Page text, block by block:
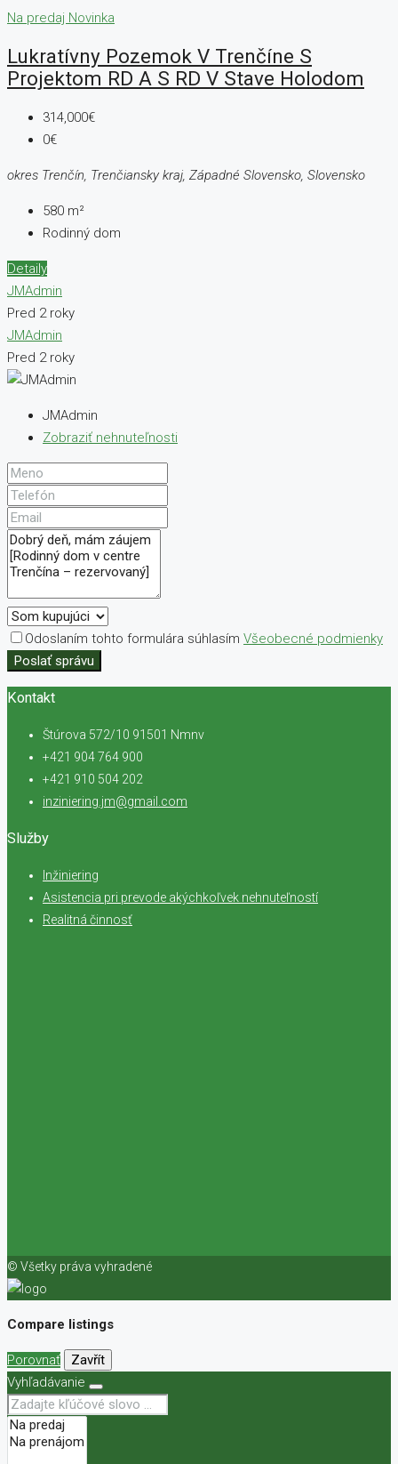
Na predaj Novinka
Lukratívny Pozemok V Trenčíne S
Projektom RD A S RD V Stave Holodom
314,000€
0€
okres Trenčín, Trenčiansky kraj, Západné Slovensko, Slovensko
580 m²
Rodinný dom
Detaily
JMAdmin
Pred 2 roky
JMAdmin
Pred 2 roky
JMAdmin
Zobraziť nehnuteľnosti
Odoslaním tohto formulára súhlasím Všeobecné podmienky
Poslať správu
Kontakt
Štúrova 572/10 91501 Nmnv
+421 904 764 900
+421 910 504 202
inziniering.jm@gmail.com
Služby
Inžiniering
Asistencia pri prevode akýchkoľvek nehnuteľností
Realitná činnosť
© Všetky práva vyhradené
Compare listings
Porovnať
Zavřít
Vyhľadávanie